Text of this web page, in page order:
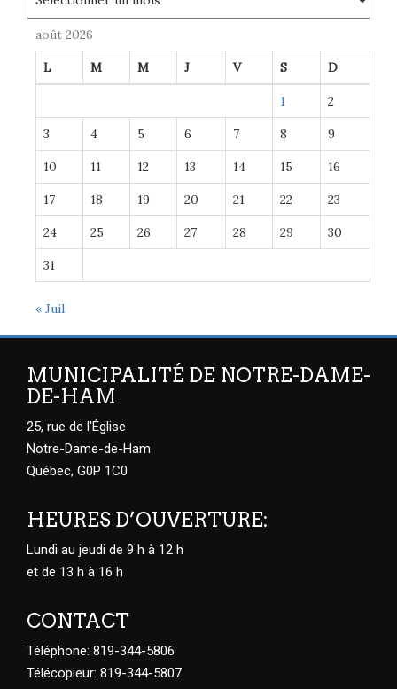
août 2026
L M M J V S D
1 2
3 4 5 6 7 8 9
10 11 12 13 14 15 16
17 18 19 20 21 22 23
24 25 26 27 28 29 30
31
« Juil
MUNICIPALITÉ DE NOTRE-DAME-
DE-HAM
25, rue de l'Église
Notre-Dame-de-Ham
Québec, G0P 1C0
HEURES D’OUVERTURE:
Lundi au jeudi de 9 h à 12 h
et de 13 h à 16 h
CONTACT
Téléphone: 819-344-5806
Télécopieur: 819-344-5807